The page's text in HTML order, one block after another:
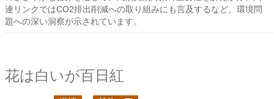
連リンクではCO2排出削減への取り組みにも言及するなど、環境問
題への深い洞察が示されています。
花は白いが百日紅